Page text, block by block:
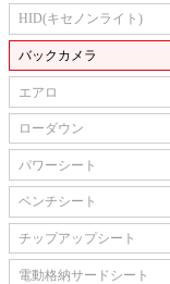
HID(キセノンライト)
バックカメラ
エアロ
ローダウン
パワーシート
ベンチシート
チップアップシート
電動格納サードシート